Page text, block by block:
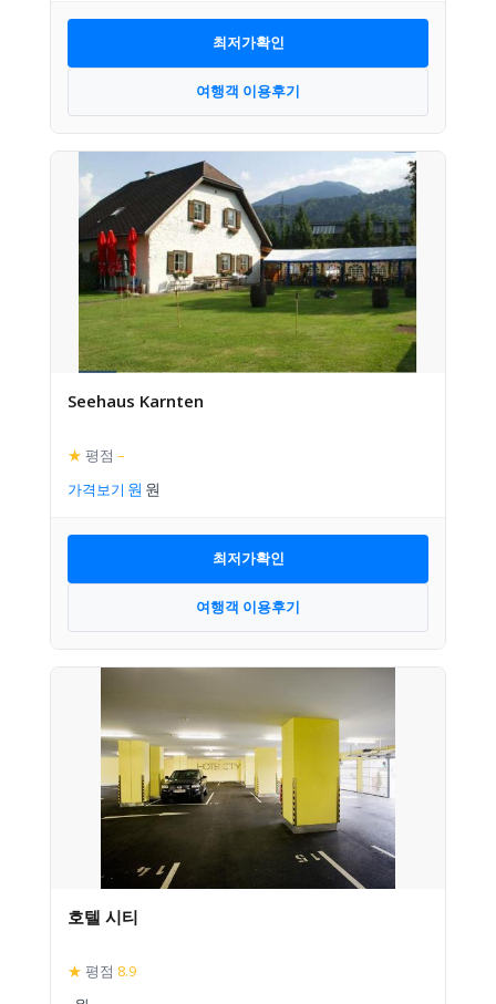
최저가확인
여행객 이용후기
Seehaus Karnten
★ 평점 –
가격보기
최저가확인
여행객 이용후기
호텔 시티
★ 평점 8.9